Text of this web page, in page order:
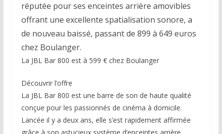
réputée pour ses enceintes arrière amovibles
offrant une excellente spatialisation sonore, a
de nouveau baissé, passant de 899 à 649 euros
chez Boulanger.
La JBL Bar 800 est à 599 € chez Boulanger
Découvrir l’offre
La JBL Bar 800 est une barre de son de haute qualité
conçue pour les passionnés de cinéma à domicile.
Lancée il y a deux ans, elle s’est rapidement affirmée